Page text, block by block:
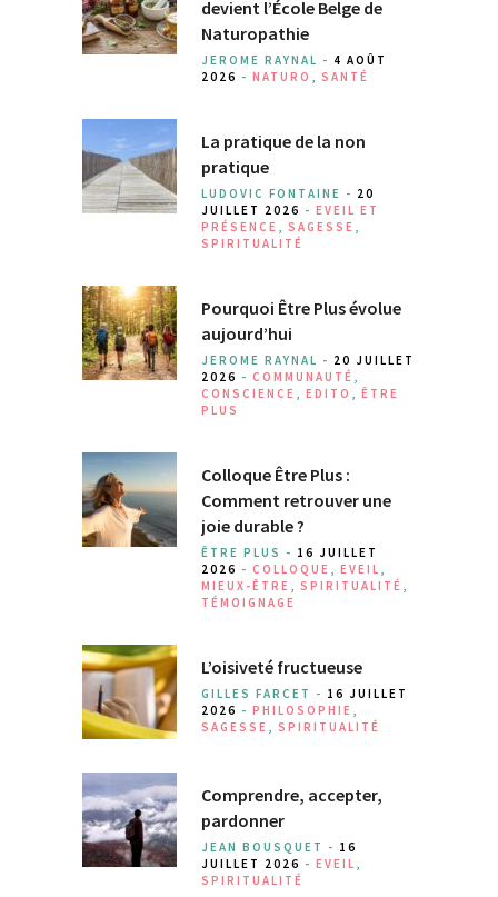
devient l’École Belge de
Naturopathie
JEROME RAYNAL - 4 AOÛT
2026 - NATURO , SANTÉ
La pratique de la non
pratique
LUDOVIC FONTAINE - 20
JUILLET 2026 - EVEIL ET
PRÉSENCE , SAGESSE ,
SPIRITUALITÉ
Pourquoi Être Plus évolue
aujourd’hui
JEROME RAYNAL - 20 JUILLET
2026 - COMMUNAUTÉ ,
CONSCIENCE , EDITO , ÊTRE
PLUS
Colloque Être Plus :
Comment retrouver une
joie durable ?
ÊTRE PLUS - 16 JUILLET
2026 - COLLOQUE , EVEIL ,
MIEUX-ÊTRE , SPIRITUALITÉ ,
TÉMOIGNAGE
L’oisiveté fructueuse
GILLES FARCET - 16 JUILLET
2026 - PHILOSOPHIE ,
SAGESSE , SPIRITUALITÉ
Comprendre, accepter,
pardonner
JEAN BOUSQUET - 16
JUILLET 2026 - EVEIL ,
SPIRITUALITÉ